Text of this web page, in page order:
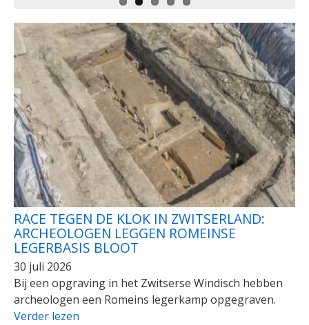
RACE TEGEN DE KLOK IN ZWITSERLAND:
ARCHEOLOGEN LEGGEN ROMEINSE
LEGERBASIS BLOOT
30 juli 2026
Bij een opgraving in het Zwitserse Windisch hebben
archeologen een Romeins legerkamp opgegraven.
Verder lezen